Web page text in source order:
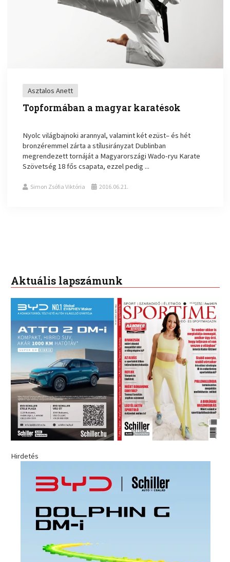
Asztalos Anett
Topformában a magyar karatésok
Nyolc világbajnoki arannyal, valamint két ezüst– és hét
bronzéremmel zárta a stílusirányzat Dublinban
megrendezett tornáját a Magyarországi Wado-ryu Karate
Szövetség 18 fős csapata, ezzel pedig ...
Simon Zsófia Viktória 2016.06.21.
Aktuális lapszámunk
Hirdetés